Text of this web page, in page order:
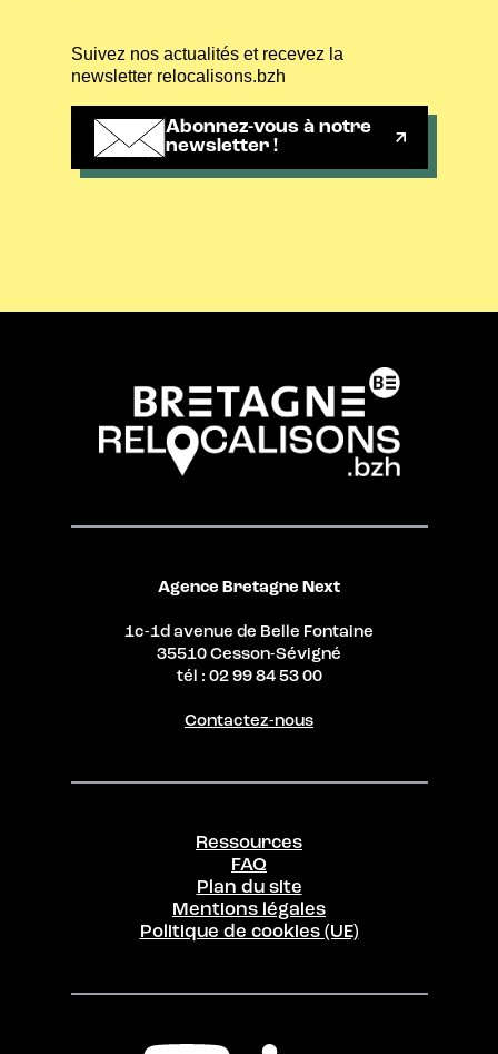
Suivez nos actualités et recevez la
newsletter relocalisons.bzh
Abonnez-vous à notre
newsletter !
Agence Bretagne Next
1c-1d avenue de Belle Fontaine
35510 Cesson-Sévigné
tél : 02 99 84 53 00
Contactez-nous
Ressources
FAQ
Plan du site
Mentions légales
Politique de cookies (UE)